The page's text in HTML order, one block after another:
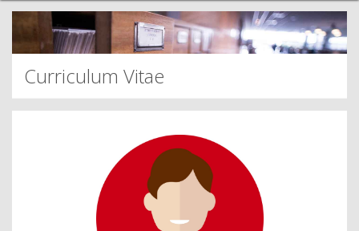
Curriculum Vitae